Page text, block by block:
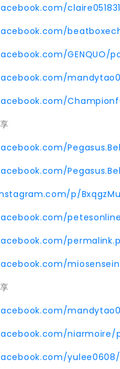
GENQUO/
p/
niarmoire/
yulee0608/